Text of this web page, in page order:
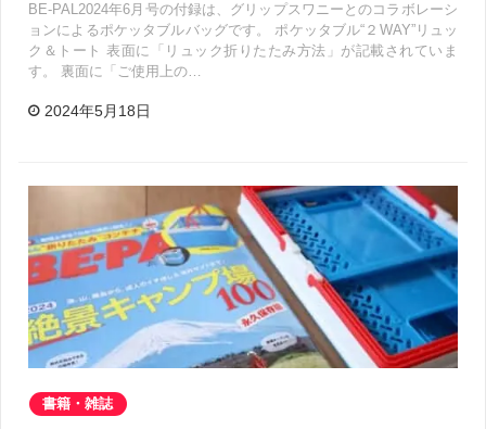
BE-PAL2024年6月号の付録は、グリップスワニーとのコラボレーシ
ョンによるポケッタブルバッグです。 ポケッタブル“２WAY”リュッ
ク＆トート 表面に「リュック折りたたみ方法」が記載されていま
す。 裏面に「ご使用上の…
2024年5月18日
書籍・雑誌